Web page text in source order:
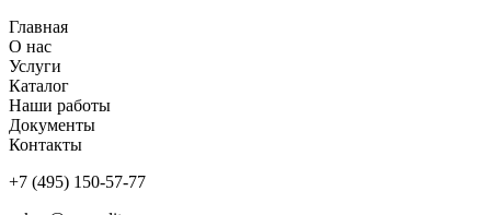
Главная
О нас
Услуги
Каталог
Наши работы
Документы
Контакты
+7 (495) 150-57-77